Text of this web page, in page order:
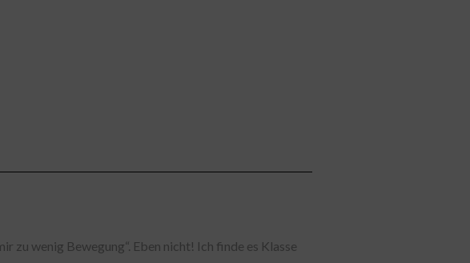
zu wenig Bewegung“. Eben nicht! Ich finde es Klasse